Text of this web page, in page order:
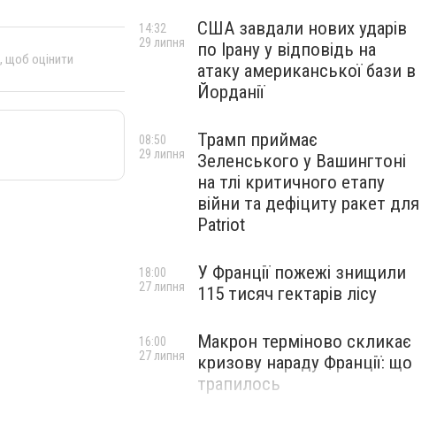
, щоб оцінити
США завдали нових ударів
по Ірану у відповідь на
атаку американської бази в
Йорданії
14:32
29 липня
Трамп приймає
Зеленського у Вашингтоні
на тлі критичного етапу
війни та дефіциту ракет для
Patriot
08:50
29 липня
У Франції пожежі знищили
115 тисяч гектарів лісу
18:00
27 липня
Макрон терміново скликає
кризову нараду Франції: що
трапилось
16:00
27 липня